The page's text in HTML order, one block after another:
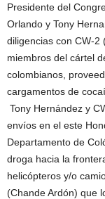
Presidente del
Orlando y Tony
diligencias con CW-2
miembros del cártel
colombianos,
cargamentos de
Tony Hernández y
envíos en el este
Departamento de
droga hacia la
helicópteros y/o
(Chande Ardón) que